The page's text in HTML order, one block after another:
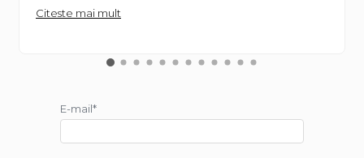
Citeste mai mult
E-mail*